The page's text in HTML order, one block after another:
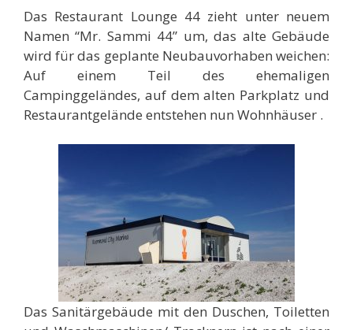
Das Restaurant Lounge 44 zieht unter neuem
Namen “Mr. Sammi 44” um, das alte Gebäude
wird für das geplante Neubauvorhaben weichen:
Auf einem Teil des ehemaligen
Campinggeländes, auf dem alten Parkplatz und
Restaurantgelände entstehen nun Wohnhäuser .
Das Sanitärgebäude mit den Duschen, Toiletten